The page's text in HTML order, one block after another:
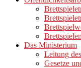
Das Ministerium
Leitung
Gesetze